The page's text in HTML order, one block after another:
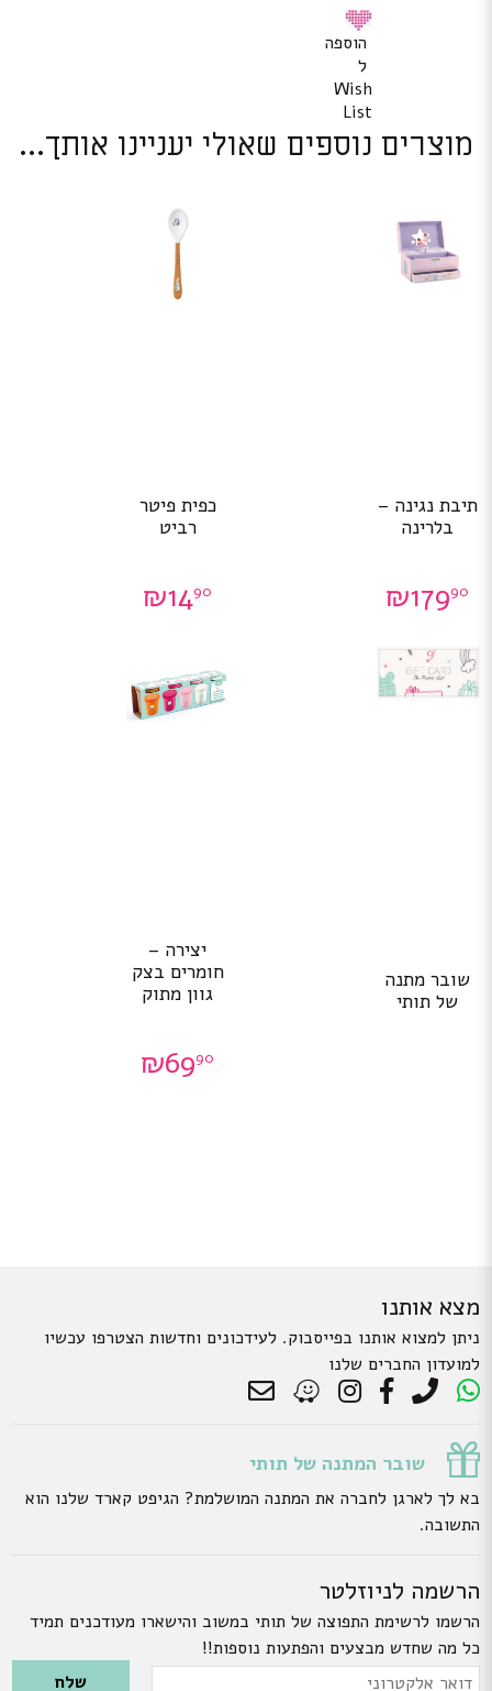
הוספה
ל
Wish
List
מוצרים נוספים שאולי יעניינו אותך...
תיבת נגינה –
בלרינה
₪17990
כפית פיטר
רביט
₪1490
שובר מתנה
של תותי
יצירה –
חומרים בצק
גוון מתוק
₪6990
מצא אותנו
ניתן למצוא אותנו בפייסבוק. לעידכונים וחדשות הצטרפו עכשיו
למועדון החברים שלנו
שובר המתנה של תותי
בא לך לארגן לחברה את המתנה המושלמת? הגיפט קארד שלנו הוא
התשובה.
הרשמה לניוזלטר
הרשמו לרשימת התפוצה של תותי במשוב והישארו מעודכנים תמיד
כל מה שחדש מבצעים והפתעות נוספות!!